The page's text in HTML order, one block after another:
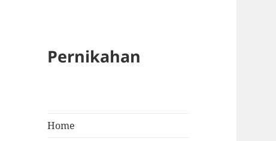
Pernikahan
Home